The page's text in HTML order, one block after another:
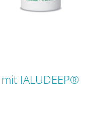
mit IALUDEEP®